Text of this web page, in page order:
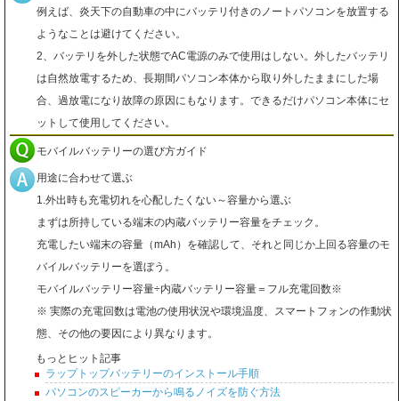
例えば、炎天下の自動車の中にバッテリ付きのノートパソコンを放置する
ようなことは避けてください。
2、バッテリを外した状態でAC電源のみで使用はしない。外したバッテリ
は自然放電するため、長期間パソコン本体から取り外したままにした場
合、過放電になり故障の原因にもなります。できるだけパソコン本体にセ
ットして使用してください。
モバイルバッテリーの選び方ガイド
用途に合わせて選ぶ
1.外出時も充電切れを心配したくない～容量から選ぶ
まずは所持している端末の内蔵バッテリー容量をチェック。
充電したい端末の容量（mAh）を確認して、それと同じか上回る容量のモ
バイルバッテリーを選ぼう。
モバイルバッテリー容量÷内蔵バッテリー容量＝フル充電回数※
※ 実際の充電回数は電池の使用状況や環境温度、スマートフォンの作動状
態、その他の要因により異なります。
もっとヒット記事
ラップトップバッテリーのインストール手順
パソコンのスピーカーから鳴るノイズを防ぐ方法